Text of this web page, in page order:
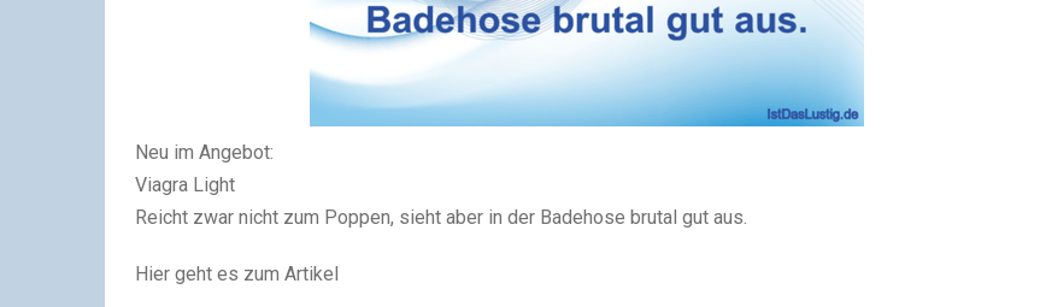
Neu im Angebot:
Viagra Light
Reicht zwar nicht zum Poppen, sieht aber in der Badehose brutal gut aus.
Hier geht es zum Artikel